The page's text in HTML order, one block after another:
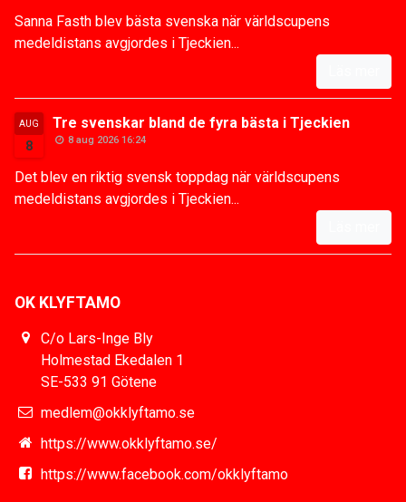
Sanna Fasth blev bästa svenska när världscupens
medeldistans avgjordes i Tjeckien...
AUG
8
Tre svenskar bland de fyra bästa i Tjeckien
8 aug 2026 16:24
Det blev en riktig svensk toppdag när världscupens
medeldistans avgjordes i Tjeckien...
OK KLYFTAMO
C/o Lars-Inge Bly
Holmestad Ekedalen 1
SE-533 91 Götene
medlem@okklyftamo.se
https://www.okklyftamo.se/
https://www.facebook.com/okklyftamo